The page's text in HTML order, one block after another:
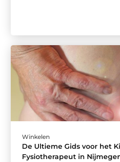
Winkelen
De Ultieme Gids voor het
Fysiotherapeut in